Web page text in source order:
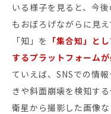
いる様子を見ると、今
もおぼろげながらに見
「知」を 「集合知」と
するプラットフォーム
ていえば、SNSでの情
きや斜面崩壊を検知す
衛星から撮影した画像